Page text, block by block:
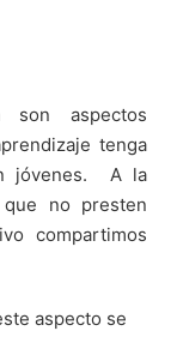
son aspectos
tenga
jóvenes.
A la
no presten
compartimos
aspecto se